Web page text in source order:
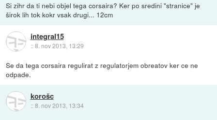
Si zihr da ti nebi objel tega corsaira? Ker po sredini "stranice" je
širok lih tok kokr vsak drugi... 12cm
integral15
::8. nov 2013, 13:29
Se da tega corsaira regulirat z regulatorjem obreatov ker ce ne
odpade.
korošc
::8. nov 2013, 13:34